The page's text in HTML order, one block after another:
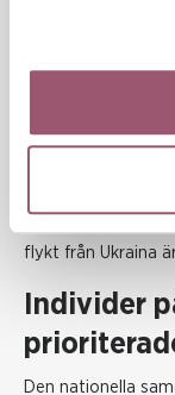
som omfattas av
och viss tillgång
bort möjligheten
flykt från Ukraina
Individer
Den nationella